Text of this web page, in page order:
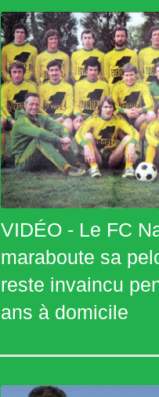
VIDÉO - Le FC
maraboute sa
reste invaincu
ans à domicile